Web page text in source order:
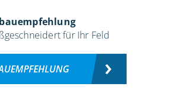
für Ihr Feld